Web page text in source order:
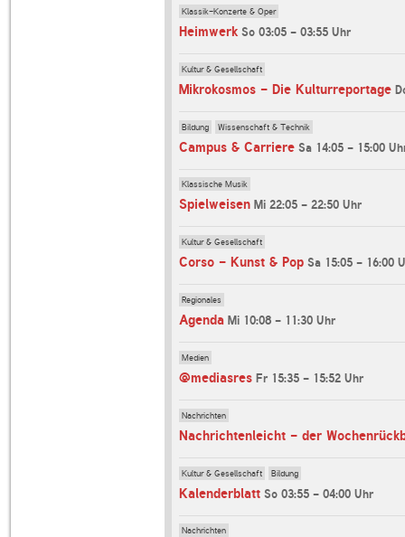
Klassik-Konzerte & Oper
Heimwerk So 03:05 - 03:55 Uhr
Kultur & Gesellschaft
Mikrokosmos - Die Kulturreportage
Bildung Wissenschaft & Technik
Campus & Carriere Sa 14:05 - 15:00
Klassische Musik
Spielweisen Mi 22:05 - 22:50 Uhr
Kultur & Gesellschaft
Corso - Kunst & Pop Sa 15:05 - 16:00
Regionales
Agenda Mi 10:08 - 11:30 Uhr
Medien
@mediasres Fr 15:35 - 15:52 Uhr
Nachrichten
Kultur & Gesellschaft Bildung
Kalenderblatt So 03:55 - 04:00 Uhr
Nachrichten